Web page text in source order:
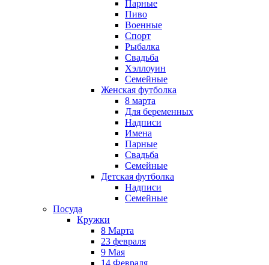
Парные
Пиво
Военные
Спорт
Рыбалка
Свадьба
Хэллоуин
Семейные
Женская футболка
8 марта
Для беременных
Надписи
Имена
Парные
Свадьба
Семейные
Детская футболка
Надписи
Семейные
Посуда
Кружки
8 Марта
23 февраля
9 Мая
14 Февраля